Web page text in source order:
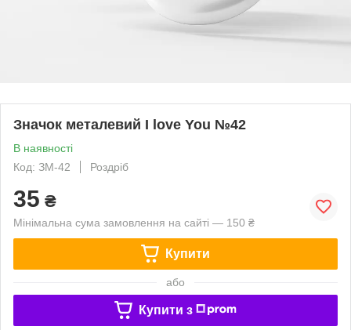
Значок металевий I love You №42
В наявності
Код: ЗМ-42
Роздріб
35 ₴
Мінімальна сума замовлення на сайті — 150 ₴
Купити
або
Купити з